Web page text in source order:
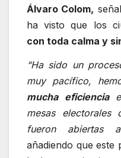
Álvaro Colom,
ha visto que los
con toda calma y
“Ha sido un
muy pacífico,
mucha eficiencia
mesas electorales
fueron abiertas
añadiendo que